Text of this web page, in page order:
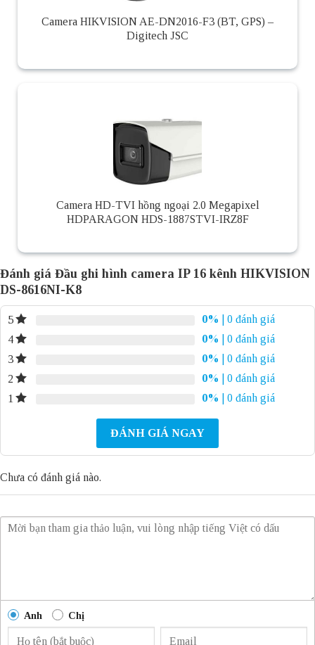
Camera HIKVISION AE-DN2016-F3 (BT, GPS) –
Digitech JSC
Camera HD-TVI hồng ngoại 2.0 Megapixel
HDPARAGON HDS-1887STVI-IRZ8F
Đánh giá Đầu ghi hình camera IP 16 kênh HIKVISION
DS-8616NI-K8
5 0%
| 0 đánh giá
4
0%
| 0 đánh giá
3
0%
| 0 đánh giá
2
0%
| 0 đánh giá
1
0% | 0 đánh giá
ĐÁNH GIÁ NGAY
Chưa có đánh giá nào.
Anh Chị